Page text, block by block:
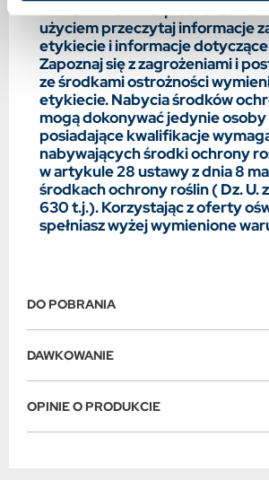
użyciem przeczytaj informacje
etykiecie i informacje
Zapoznaj się z zagrożeniami i
ze środkami ostrożności
etykiecie. Nabycia środków
mogą dokonywać jedynie osoby
posiadające kwalifikacje
nabywających środki ochrony
w artykule 28 ustawy z dnia 8
środkach ochrony roślin ( Dz. U.
630 t.j.). Korzystając z oferty
spełniasz wyżej wymienione
DO POBRANIA
DAWKOWANIE
OPINIE O PRODUKCIE